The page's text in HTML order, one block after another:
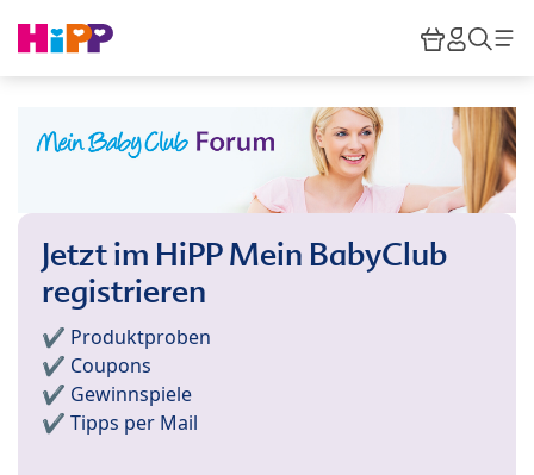
HiPP
Jetzt im HiPP Mein BabyClub
registrieren
✔️ Produktproben
✔️ Coupons
✔️ Gewinnspiele
✔️ Tipps per Mail